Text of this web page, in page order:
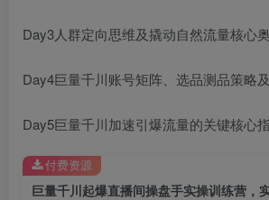
Day3人群定向思维及撬动自然流量核心
Day4巨量千川账号矩阵、选品测品策略
Day5巨量千川加速引爆流量的关键核心
付费资源